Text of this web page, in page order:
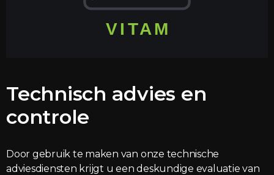
Technisch advies en
controle
Door gebruik te maken van onze technische
adviesdiensten krijgt u een deskundige evaluatie van